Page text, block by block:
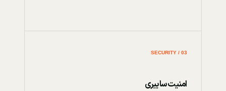
03 / SECURITY
امنیت سایبری